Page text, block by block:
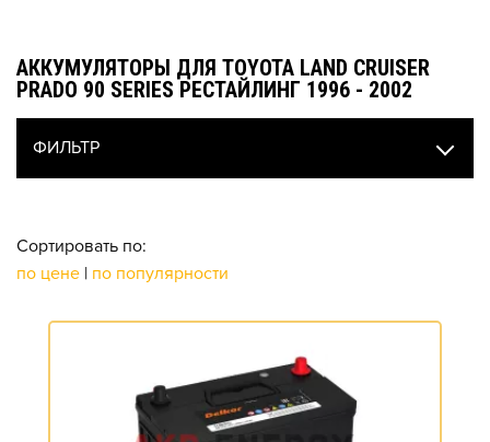
АККУМУЛЯТОРЫ ДЛЯ TOYOTA LAND CRUISER
PRADO 90 SERIES РЕСТАЙЛИНГ 1996 - 2002
ФИЛЬТР
Сортировать по:
по цене | по популярности